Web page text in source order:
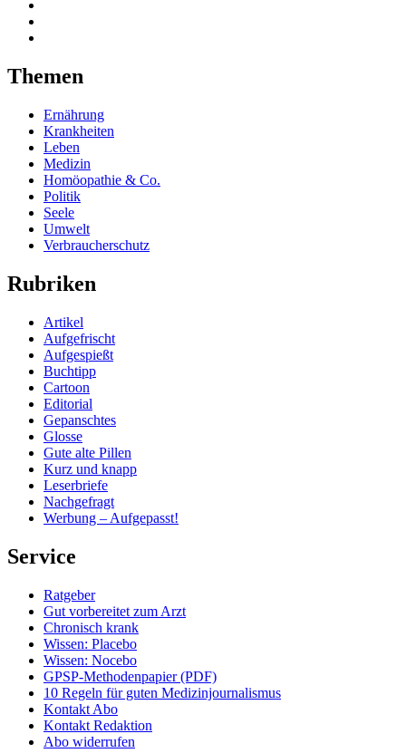
Themen
Ernährung
Krankheiten
Leben
Medizin
Homöopathie & Co.
Politik
Seele
Umwelt
Verbraucherschutz
Rubriken
Artikel
Aufgefrischt
Aufgespießt
Buchtipp
Cartoon
Editorial
Gepanschtes
Glosse
Gute alte Pillen
Kurz und knapp
Leserbriefe
Nachgefragt
Werbung – Aufgepasst!
Service
Ratgeber
Gut vorbereitet zum Arzt
Chronisch krank
Wissen: Placebo
Wissen: Nocebo
GPSP-Methodenpapier (PDF)
10 Regeln für guten Medizinjournalismus
Kontakt Abo
Kontakt Redaktion
Abo widerrufen